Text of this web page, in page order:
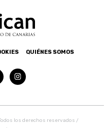
QUIÉNES SOMOS
los derechos reservados /